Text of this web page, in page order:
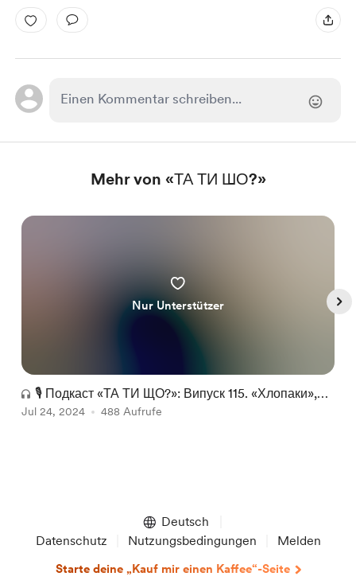
Mehr von «ТА ТИ ШО?»
Nur Unterstützer
🎙 Подкаст «ТА ТИ ЩО?»: Випуск 115. «Хлопаки»,
«Зоряні Війни: Аколіт», «Нічне зникнення» т
Jul 24, 2024 488 Aufrufe
Deutsch
Datenschutz
Nutzungsbedingungen Melden
Starte deine „Kauf mir einen Kaffee“-Seite